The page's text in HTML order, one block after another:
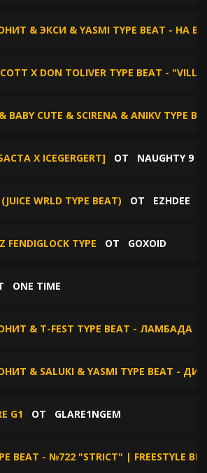
& ЭКСИ & YASMI TYPE BEAT - НА
X DON TOLIVER TYPE BEAT -
& BABY CUTE & SCIRENA & ANIKV TYPE
Х ICEGERGERT] ОТ NAUGHTY 9
WRLD TYPE BEAT) ОТ EZHDEE
FENDIGLOCK TYPE ОТ GOXOID
ONE TIME
& T-FEST TYPE BEAT - ЛАМБАДА
& SALUKI & YASMI TYPE BEAT -
G1 ОТ GLARE1NGEM
BEAT - №722 "STRICT" | FREESTYLE